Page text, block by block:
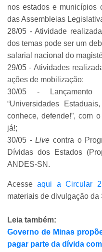
nos estados e municípios
das Assembleias
28/05 - Atividade
dos temas pode ser um
salarial nacional do
29/05 - Atividades
ações de mobilização;
30/05 - Lançamento
“Universidades
conhece, defende!”, com
já!;
30/05 -Livecontra o
Dívidas dos Estados
ANDES-SN.
Acesseaqui a Circular
materiais de divulgação da
Leia também:
Governo de Minas
pagar parte da dívida